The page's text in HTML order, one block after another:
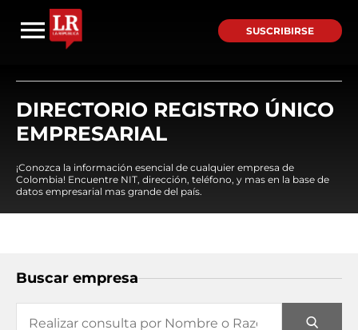
SUSCRIBIRSE
DIRECTORIO REGISTRO ÚNICO
EMPRESARIAL
¡Conozca la información esencial de cualquier empresa de
Colombia! Encuentre NIT, dirección, teléfono, y mas en la base de
datos empresarial mas grande del país.
Buscar empresa